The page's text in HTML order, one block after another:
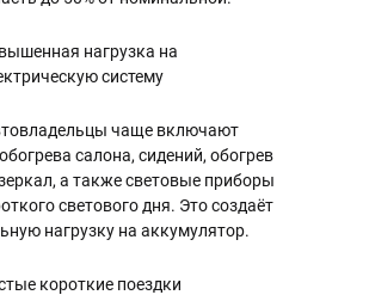
нагрузка на
систему
чаще включают
салона, сидений, обогрев
а также световые приборы
светового дня. Это создаёт
нагрузку на аккумулятор.
короткие поездки